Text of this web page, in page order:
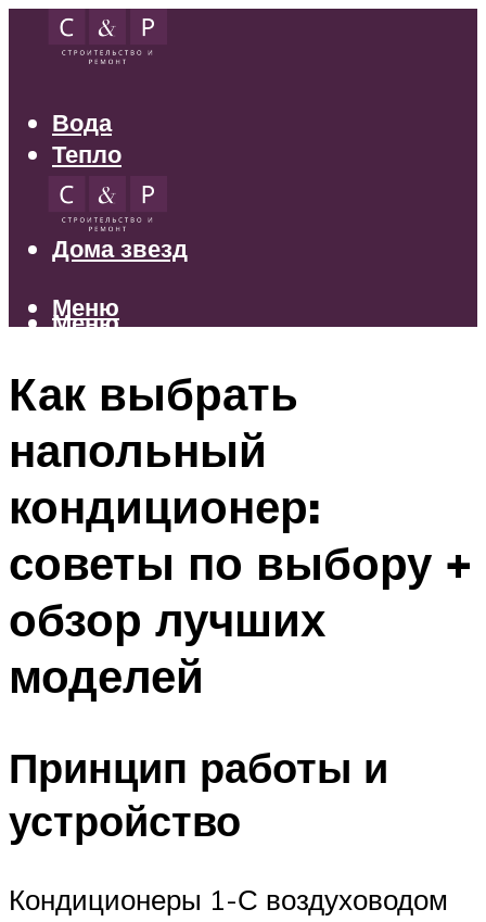
Вода
Тепло
Электрика
Свет
Дома звезд
Меню
Меню
Как выбрать
напольный
кондиционер:
советы по выбору +
обзор лучших
моделей
Принцип работы и
устройство
Кондиционеры 1-С воздуховодом